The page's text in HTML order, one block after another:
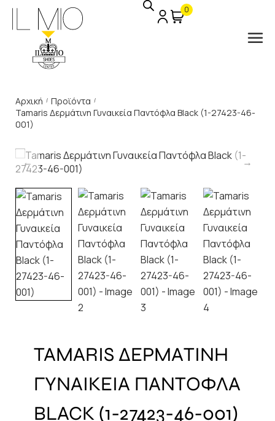
0
Αρχική / Προϊόντα /
Tamaris Δερμάτινη Γυναικεία Παντόφλα Black (1-27423-46-
001)
TAMARIS ΔΕΡΜΑΤΙΝΗ
ΓΥΝΑΙΚΕΙΑ ΠΑΝΤΟΦΛΑ
BLACK (1-27423-46-001)